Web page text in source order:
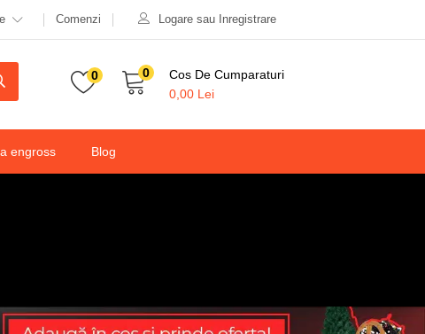
Comenzi Logare sau Inregistrare
0 0
Cos De Cumparaturi
0,00 Lei
engross Blog
50,00